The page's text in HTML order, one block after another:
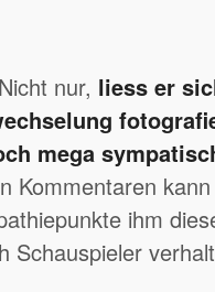
nur, liess er
mega
Kommentaren
ihm
Schauspieler